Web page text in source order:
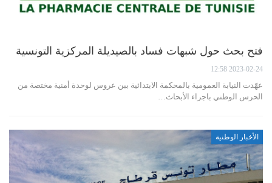
فتح بحث حول شبهات فساد بالصيديلة المركزية التونسية
2023-02-24 12:58
عهّدت النيابة العمومية بالمحكمة الابتدائية ببن عروس لوحدة أمنية مختصة من
الحرس الوطني باجراء الأبحاث…
الأخبار الوطنية